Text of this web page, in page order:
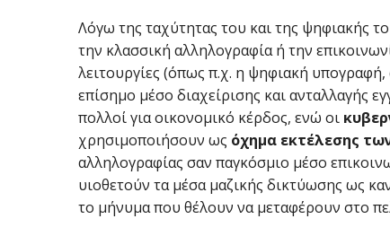
Λόγω της ταχύτητας του και της ψηφιακής
την κλασσική αλληλογραφία ή την
λειτουργίες (όπως π.χ. η ψηφιακή
επίσημο μέσο διαχείρισης και ανταλλαγής
πολλοί για οικονομικό κέρδος, ενώ οι
χρησιμοποιήσουν ως όχημα εκτέλεσης
αλληλογραφίας σαν παγκόσμιο μέσο
υιοθετούν τα μέσα μαζικής δικτύωσης ως
το μήνυμα που θέλουν να μεταφέρουν στο